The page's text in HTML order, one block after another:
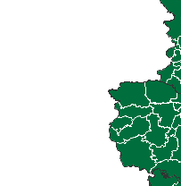
Brücken-Hackpfüffel
Bülstringen
Burg, Stadt
Burgstall
Calbe (Saale), Stadt